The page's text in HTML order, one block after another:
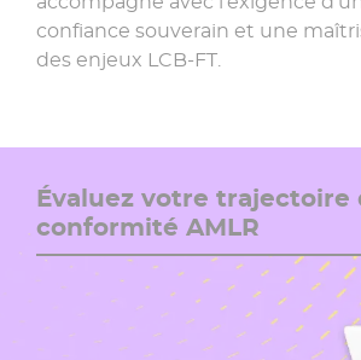
confiance souverain et une
des enjeux LCB-FT.
Évaluez votre trajectoire
conformité AMLR